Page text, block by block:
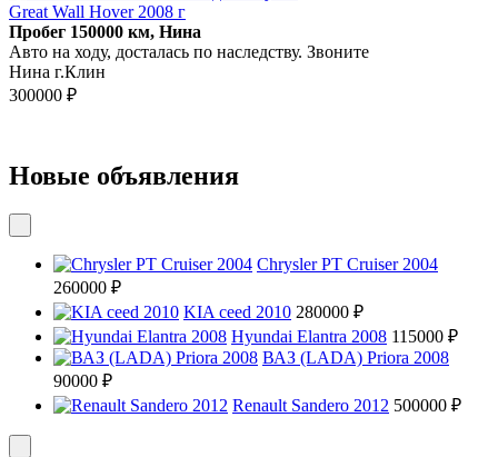
Great Wall Hover 2008 г
Пробег 150000 км, Нина
Авто на ходу, досталась по наследству. Звоните
Нина г.Клин
300000 ₽
Новые объявления
Chrysler PT Cruiser 2004
260000 ₽
KIA ceed 2010 280000 ₽
Hyundai Elantra 2008 115000 ₽
ВАЗ (LADA) Priora 2008
90000 ₽
Renault Sandero 2012 500000 ₽